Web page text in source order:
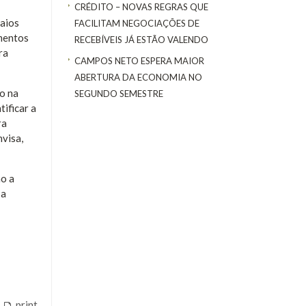
CRÉDITO – NOVAS REGRAS QUE
FACILITAM NEGOCIAÇÕES DE
RECEBÍVEIS JÁ ESTÃO VALENDO
CAMPOS NETO ESPERA MAIOR
ABERTURA DA ECONOMIA NO
SEGUNDO SEMESTRE
na
a
a